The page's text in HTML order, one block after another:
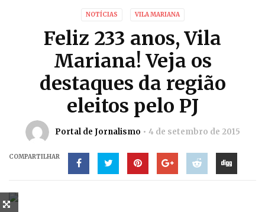
NOTÍCIAS VILA MARIANA
Feliz 233 anos, Vila
Mariana! Veja os
destaques da região
eleitos pelo PJ
Portal de Jornalismo 4 de setembro de 2015
COMPARTILHAR